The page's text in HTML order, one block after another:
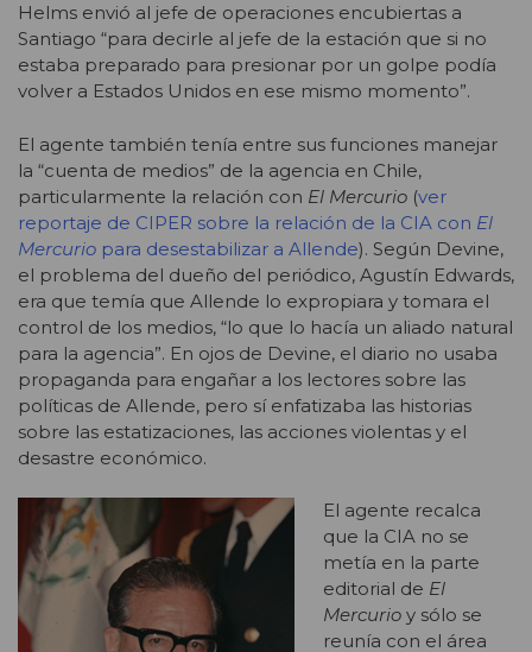
Helms envió al jefe de operaciones encubiertas a
Santiago “para decirle al jefe de la estación que si no
estaba preparado para presionar por un golpe podía
volver a Estados Unidos en ese mismo momento”.
El agente también tenía entre sus funciones manejar
la “cuenta de medios” de la agencia en Chile,
particularmente la relación con El Mercurio (ver
reportaje de CIPER sobre la relación de la CIA con El
Mercurio para desestabilizar a Allende). Según Devine,
el problema del dueño del periódico, Agustín Edwards,
era que temía que Allende lo expropiara y tomara el
control de los medios, “lo que lo hacía un aliado natural
para la agencia”. En ojos de Devine, el diario no usaba
propaganda para engañar a los lectores sobre las
políticas de Allende, pero sí enfatizaba las historias
sobre las estatizaciones, las acciones violentas y el
desastre económico.
El agente recalca
que la CIA no se
metía en la parte
editorial de El
Mercurio y sólo se
reunía con el área